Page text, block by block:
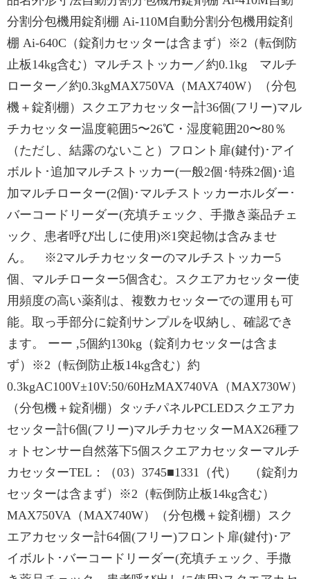
分割分包機用錠剤棚 Ai-110M自動分割分包機用錠剤
棚 Ai-640C（錠剤カセッターは含まず）※2（転倒防
止板14kg含む）マルチストッカー／約0.1kg マルチ
ローター／約0.3kgMAX750VA（MAX740W）（分包
機＋錠剤棚）スクエアカセッター計36個(フリー)マル
チカセッター温度範囲5〜26℃・湿度範囲20〜80％
（ただし、結露のないこと）フロント扉(鍵付)･アイ
ボルト･追加マルチストッカー(一般2個･特殊2個)･追
加マルチローター(2個)･マルチストッカーホルダー･
バーコードリーダー(充填チェック、手撒き薬品チェ
ック、患者呼び出しに使用)※1突起物は含みませ
ん。 ※2マルチカセッターのマルチストッカー5
個、マルチローター5個含む。スクエアカセッター使
用頻度の高い薬剤は、複数カセッターでの運用も可
能。取っ手部分に錠剤サンプルを収納し、確認でき
ます。 ーー ,5個約130kg（錠剤カセッターは含ま
ず）※2（転倒防止板14kg含む）約
0.3kgAC100V±10V:50/60HzMAX740VA（MAX730W）
（分包機＋錠剤棚）タッチパネルPCLEDスクエアカ
セッター計6個(フリー)マルチカセッターMAX26種フ
ォトセンサー自然落下5個スクエアカセッターマルチ
カセッターTEL：（03）3745■1331（代） （錠剤カ
セッターは含まず）※2（転倒防止板14kg含む）
MAX750VA（MAX740W）（分包機＋錠剤棚）スク
エアカセッター計64個(フリー)フロント扉(鍵付)･ア
イボルト･バーコードリーダー(充填チェック、手撒